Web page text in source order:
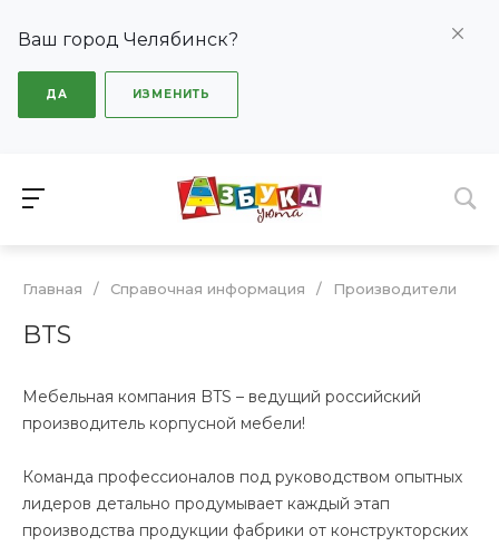
Ваш город Челябинск?
ДА ИЗМЕНИТЬ
Главная / Справочная информация / Производители
BTS
Мебельная компания BTS – ведущий российский
производитель корпусной мебели!
Команда профессионалов под руководством опытных
лидеров детально продумывает каждый этап
производства продукции фабрики от конструкторских